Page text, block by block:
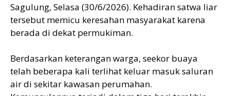
Sagulung, Selasa (30/6/2026). Kehadiran satwa liar
tersebut memicu keresahan masyarakat karena
berada di dekat permukiman.
Berdasarkan keterangan warga, seekor buaya
telah beberapa kali terlihat keluar masuk saluran
air di sekitar kawasan perumahan.